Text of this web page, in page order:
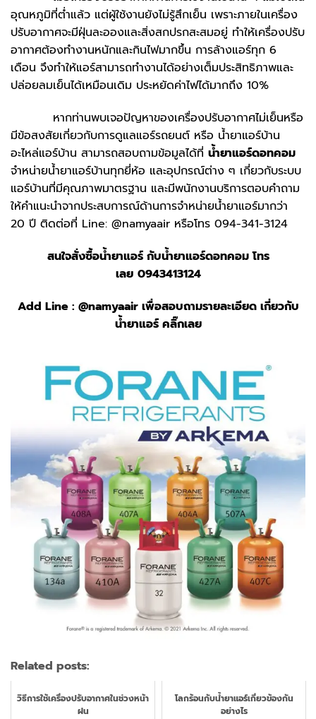
อุณหภูมิที่ต่ำแล้ว แต่ผู้ใช้งานยังไม่รู้สึกเย็น เพราะภายในเครื่อง
ปรับอากาศจะ​มีฝุ่นละอองและสิ่งสกปรกสะสมอยู่ ทำให้เครื่องปรับ
อากาศต้องทำงานหนักและกินไฟมากขึ้น การล้างแอร์ทุก 6
เดือน จึงทำให้แอร์สามารถทำงานได้อย่างเต็มประสิทธิภาพและ
ปล่อยลมเย็นได้เหมือนเดิม ประหยัดค่าไฟได้มากถึง 10%
หากท่านพบเจอปัญหาของเครื่องปรับอากาศไม่เย็นหรือ
มีข้อสงสัยเกี่ยวกับการดูแลแอร์รถยนต์ หรือ น้ำยาแอร์บ้าน
อะไหล่แอร์บ้าน สามารถสอบถามข้อมูลได้ที่ น้ำยาแอร์ดอทคอม
จำหน่ายน้ำยาแอร์บ้านทุกยี่ห้อ และอุปกรณ์ต่าง ๆ เกี่ยวกับระบบ
แอร์บ้านที่มีคุณภาพมาตรฐาน และมีพนักงานบริการตอบคำถาม
ให้คำแนะนำจากประสบการณ์ด้านการจำหน่ายน้ำยาแอร์มากว่า
20 ปี ติดต่อที่ Line: @namyaair หรือโทร 094-341-3124
สนใจสั่งซื้อน้ำยาแอร์ กับน้ำยาแอร์ดอทคอมโทร
เลย 0943413124
Add Line : @namyaairเพื่อสอบถามรายละเอียด เกี่ยวกับ
น้ำยาแอร์ คลิ๊กเลย
Related posts:
วิธีการใช้เครื่องปรับอากาศในช่วงหน้า
ฝน
โลกร้อนกับน้ำยาแอร์เกี่ยวข้องกัน
อย่างไร